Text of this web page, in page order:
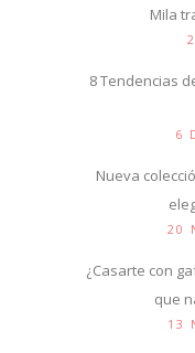
Mila
8 Tendencias
6
Nueva
20
¿Casarte con
que
13